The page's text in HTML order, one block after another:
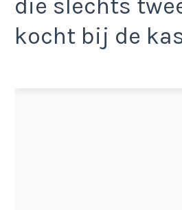
die slechts
kocht bij de